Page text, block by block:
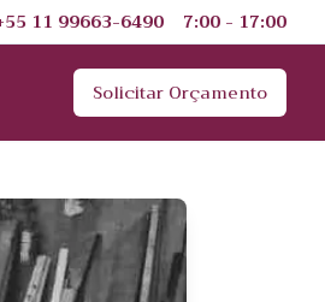
11 99663-6490 7:00 - 17:00
Solicitar Orçamento